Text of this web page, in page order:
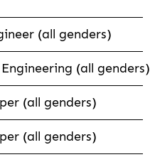
(all genders)
(all genders)
(all genders)
(all genders)